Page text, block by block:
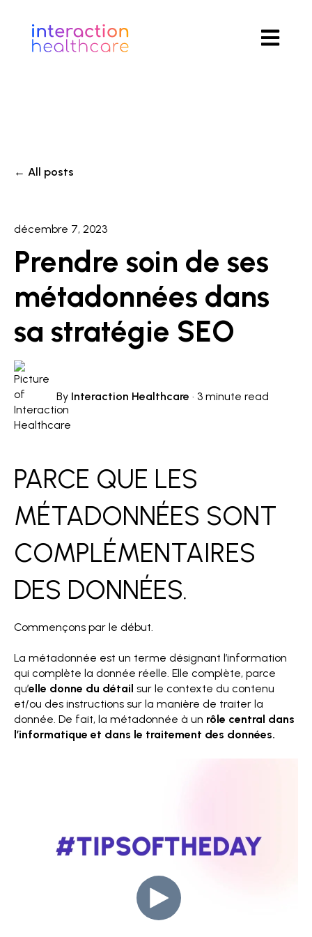
Ouvrir la
All posts
décembre 7, 2023
Prendre soin de ses
métadonnées dans
sa stratégie SEO
By Interaction Healthcare · 3 minute read
PARCE QUE LES
MÉTADONNÉES SONT
COMPLÉMENTAIRES
DES DONNÉES.
Commençons par le début.
La métadonnée est un terme désignant l’information
qui complète la donnée réelle. Elle complète, parce
qu’elle donne du détail sur le contexte du contenu
et/ou des instructions sur la manière de traiter la
donnée. De fait, la métadonnée à un rôle central dans
l’informatique et dans le traitement des données.